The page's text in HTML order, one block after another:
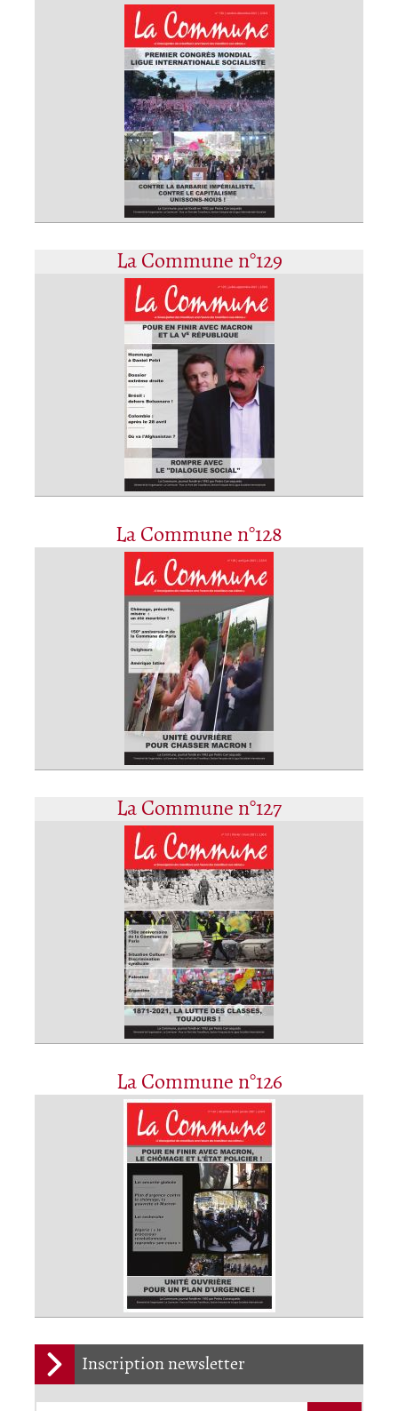
La Commune n°129
La Commune n°128
La Commune n°127
La Commune n°126
Inscription newsletter